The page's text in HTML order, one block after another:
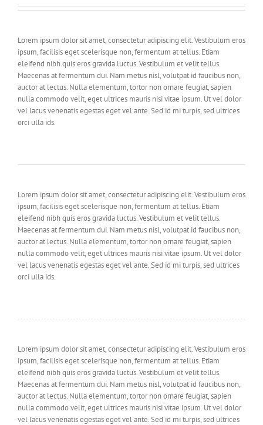
Lorem ipsum dolor sit amet, consectetur adipiscing elit. Vestibulum eros
ipsum, facilisis eget scelerisque non, fermentum at tellus. Etiam
eleifend nibh quis eros gravida luctus. Vestibulum et velit tellus.
Maecenas at fermentum dui. Nam metus nisl, volutpat id faucibus non,
auctor at lectus. Nulla elementum, tortor non ornare feugiat, sapien
nulla commodo velit, eget ultrices mauris nisi vitae ipsum. Ut vel dolor
vel lacus venenatis egestas eget vel ante. Sed id mi turpis, sed ultrices
orci ulla ids.
Lorem ipsum dolor sit amet, consectetur adipiscing elit. Vestibulum eros
ipsum, facilisis eget scelerisque non, fermentum at tellus. Etiam
eleifend nibh quis eros gravida luctus. Vestibulum et velit tellus.
Maecenas at fermentum dui. Nam metus nisl, volutpat id faucibus non,
auctor at lectus. Nulla elementum, tortor non ornare feugiat, sapien
nulla commodo velit, eget ultrices mauris nisi vitae ipsum. Ut vel dolor
vel lacus venenatis egestas eget vel ante. Sed id mi turpis, sed ultrices
orci ulla ids.
Lorem ipsum dolor sit amet, consectetur adipiscing elit. Vestibulum eros
ipsum, facilisis eget scelerisque non, fermentum at tellus. Etiam
eleifend nibh quis eros gravida luctus. Vestibulum et velit tellus.
Maecenas at fermentum dui. Nam metus nisl, volutpat id faucibus non,
auctor at lectus. Nulla elementum, tortor non ornare feugiat, sapien
nulla commodo velit, eget ultrices mauris nisi vitae ipsum. Ut vel dolor
vel lacus venenatis egestas eget vel ante. Sed id mi turpis, sed ultrices